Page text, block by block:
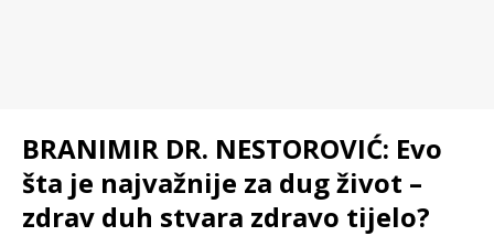
BRANIMIR DR. NESTOROVIĆ: Evo
šta je najvažnije za dug život –
zdrav duh stvara zdravo tijelo?